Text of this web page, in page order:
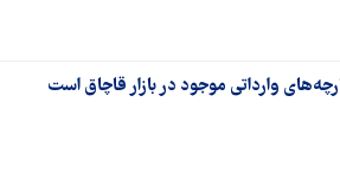
وارداتی موجود در بازار قاچاق است‌